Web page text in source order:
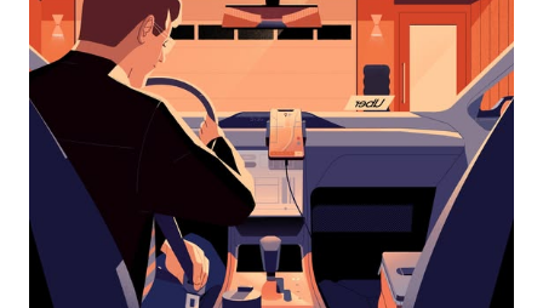
selecionar
uma
data.
Pressione
a
tecla
“ESC”
o
calendário.